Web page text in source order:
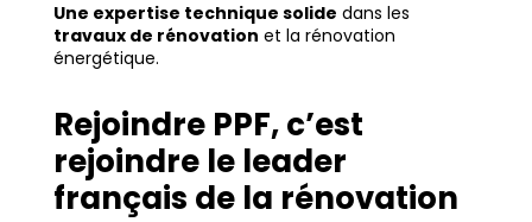
Une expertise technique solide dans les
travaux de rénovation et la rénovation
énergétique.
Rejoindre PPF, c’est
rejoindre le leader
français de la rénovation